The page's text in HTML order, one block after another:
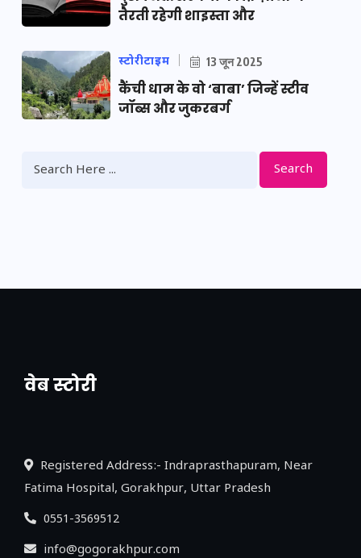
तैरती रहेगी शाइस्ता और
स्टोरीटाइम 13 जून 2025
कैंची धाम के वो ‘बाबा’ जिन्हें स्टीव
जॉब्स और जुकरबर्ग
Search
वेब स्टोरी
नया एक्सप्रेसवे: पूर्वांचल का लक, डेवलपमेंट का
Registered Address:- Indraprasthapuram, Near
Fatima Hospital, Gorakhpur, Uttar Pradesh
0551-3569512
info@gogorakhpur.com